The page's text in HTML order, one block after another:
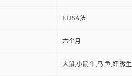
ELISA法
六个月
大鼠,小鼠,牛,马,鱼,虾,微